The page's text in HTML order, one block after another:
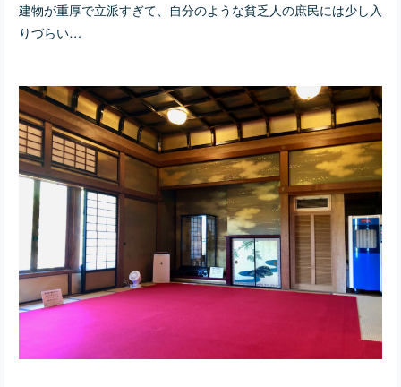
建物が重厚で立派すぎて、自分のような貧乏人の庶民には少し入
りづらい…